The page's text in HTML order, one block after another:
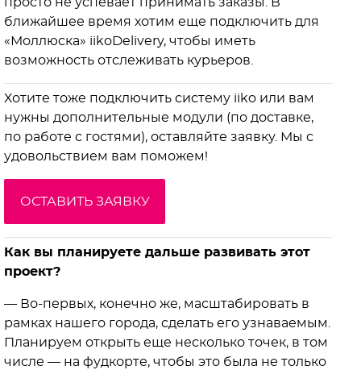
просто не успевает принимать заказы. В
ближайшее время хотим еще подключить для
«Моллюска» iikoDelivery, чтобы иметь
возможность отслеживать курьеров.
Хотите тоже подключить систему iiko или вам
нужны дополнительные модули (по доставке,
по работе с гостями), оставляйте заявку. Мы с
удовольствием вам поможем!
ОСТАВИТЬ ЗАЯВКУ
Как вы планируете дальше развивать этот
проект?
— Во-первых, конечно же, масштабировать в
рамках нашего города, сделать его узнаваемым.
Планируем открыть еще несколько точек, в том
числе — на фудкорте, чтобы это была не только